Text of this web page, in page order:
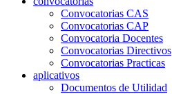
Convocatorias CAS
Convocatorias CAP
Convocatoria Docentes
Convocatorias Directivos
Convocatorias Practicas
aplicativos
Documentos de Utilidad